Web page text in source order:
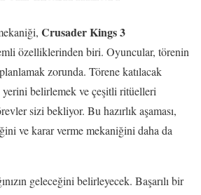
Crusader Kings 3
özelliklerinden biri. Oyuncular, törenin
zorunda. Törene katılacak
belirlemek ve çeşitli ritüelleri
sizi bekliyor. Bu hazırlık aşaması,
ve karar verme mekaniğini daha da
geleceğini belirleyecek. Başarılı bir